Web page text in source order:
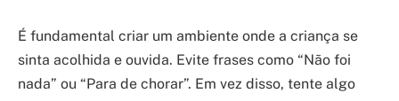
É fundamental criar um ambiente onde a criança se
sinta acolhida e ouvida. Evite frases como “Não foi
nada” ou “Para de chorar”. Em vez disso, tente algo